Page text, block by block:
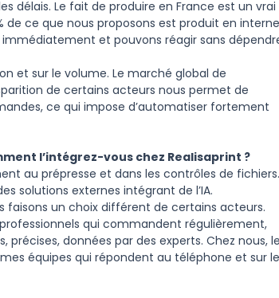
délais. Le fait de produire en France est un vrai
ce que nous proposons est produit en
et pouvons réagir sans
et sur le volume. Le marché global de
de certains acteurs nous permet de
ce qui impose d’automatiser fortement
l’intégrez-vous chez Realisaprint ?
au prépresse et dans les contrôles de fichiers.
solutions externes intégrant de l’IA.
faisons un choix différent de certains acteurs.
qui commandent régulièrement,
données par des experts. Chez nous, le
équipes qui répondent au téléphone et sur le